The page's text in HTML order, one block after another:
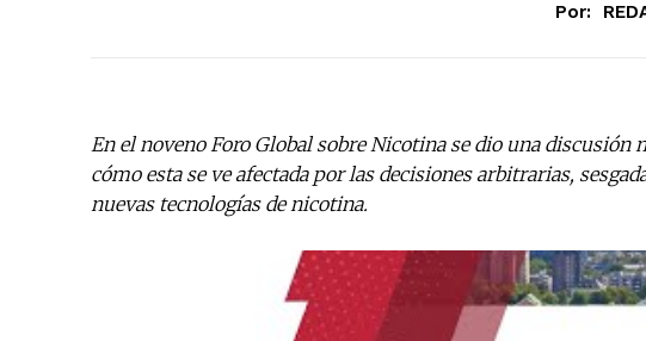
Por:
En el noveno Foro Global sobre Nicotina se dio una discusión
cómo esta se ve afectada por las decisiones arbitrarias,
nuevas tecnologías de nicotina.